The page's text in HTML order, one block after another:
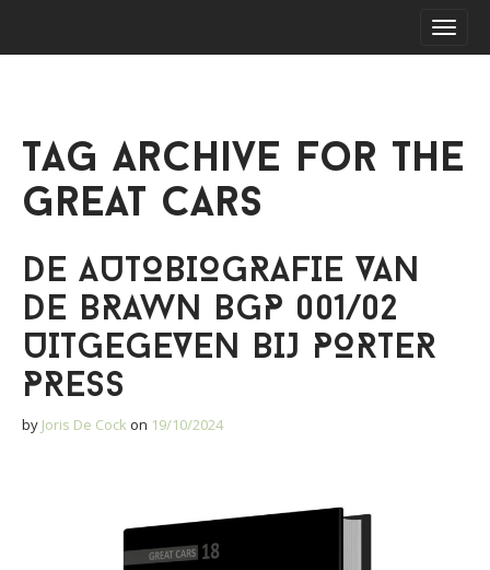
i
Tag Archive for The
Great Cars
DE AUTOBIOGRAFIE VAN
DE BRAWN BGP 001/02
UITGEGEVEN BIJ PORTER
PRESS
by Joris De Cock on 19/10/2024